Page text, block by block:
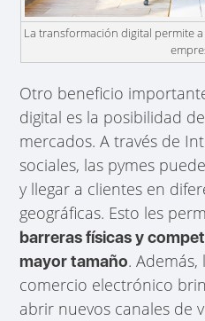
La transformación digital permite
Otro beneficio
digital es la posibilidad
mercados. A través de
sociales, las pymes
y llegar a clientes en
geográficas. Esto les
barreras físicas y
mayor tamaño.
comercio electrónico
abrir nuevos canales de